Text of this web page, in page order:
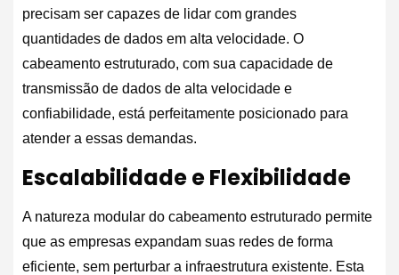
precisam ser capazes de lidar com grandes
quantidades de dados em alta velocidade. O
cabeamento estruturado, com sua capacidade de
transmissão de dados de alta velocidade e
confiabilidade, está perfeitamente posicionado para
atender a essas demandas.
Escalabilidade e Flexibilidade
A natureza modular do cabeamento estruturado permite
que as empresas expandam suas redes de forma
eficiente, sem perturbar a infraestrutura existente. Esta